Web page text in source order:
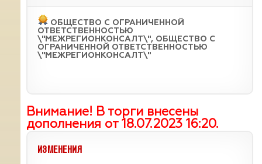
ОБЩЕСТВО С ОГРАНИЧЕННОЙ
ОТВЕТСТВЕННОСТЬЮ
\"МЕЖРЕГИОНКОНСАЛТ\", ОБЩЕСТВО С
ОГРАНИЧЕННОЙ ОТВЕТСТВЕННОСТЬЮ
\"МЕЖРЕГИОНКОНСАЛТ\"
Внимание! В торги внесены
дополнения от 18.07.2023 16:20.
ИЗМЕНЕНИЯ